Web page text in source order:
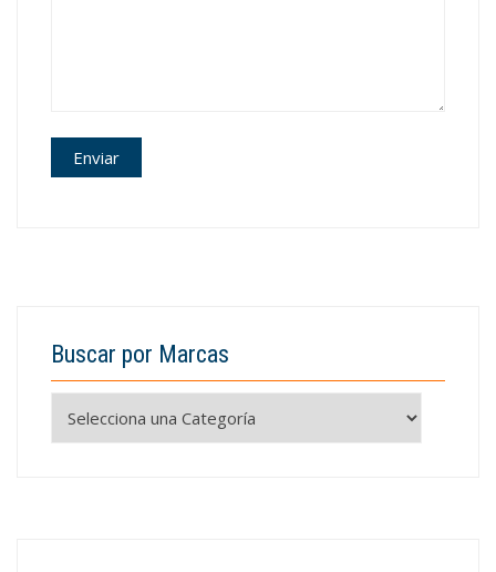
Buscar por Marcas